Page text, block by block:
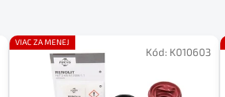
VIAC ZA MENEJ
Kód: K010603